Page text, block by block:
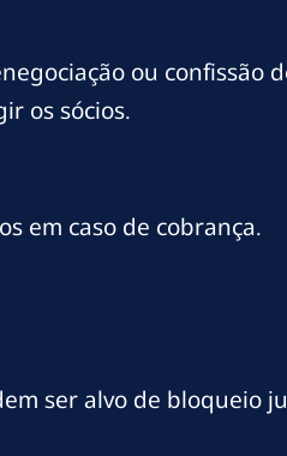
ou confissão
os sócios.
em caso de cobrança.
ser alvo de bloqueio